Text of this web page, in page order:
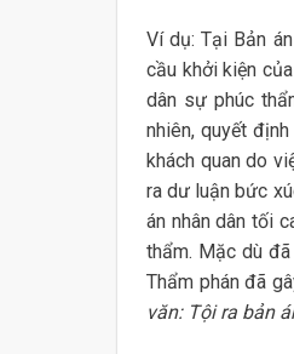
Ví dụ: Tại Bản
cầu khởi kiện
dân sự phúc
nhiên, quyết
khách quan do
ra dư luận bức
án nhân dân tối
thẩm. Mặc dù
Thẩm phán đã
văn: Tội ra bản